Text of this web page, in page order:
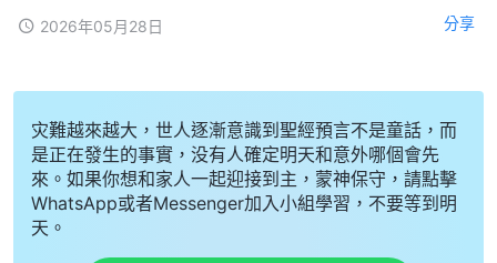
2026年05月28日 分享
灾難越來越大，世人逐漸意識到聖經預言不是童話，而
是正在發生的事實，没有人確定明天和意外哪個會先
來。如果你想和家人一起迎接到主，蒙神保守，請點擊
WhatsApp或者Messenger加入小組學習，不要等到明
天。